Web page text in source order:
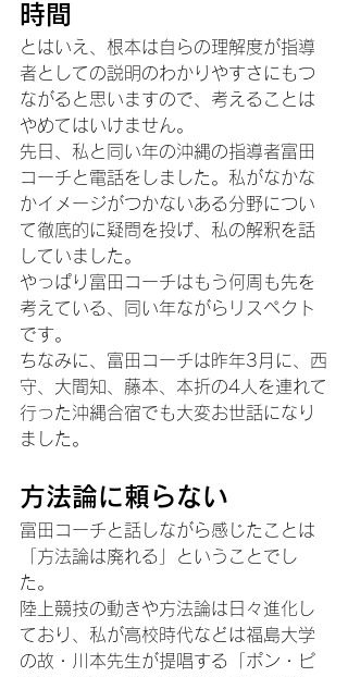
時間
とはいえ、根本は自らの理解度が指導
者としての説明のわかりやすさにもつ
ながると思いますので、考えることは
やめてはいけません。
先日、私と同い年の沖縄の指導者富田
コーチと電話をしました。私がなかな
かイメージがつかないある分野につい
て徹底的に疑問を投げ、私の解釈を話
していました。
やっぱり富田コーチはもう何周も先を
考えている、同い年ながらリスペクト
です。
ちなみに、富田コーチは昨年3月に、西
守、大間知、藤本、本折の4人を連れて
行った沖縄合宿でも大変お世話になり
ました。
方法論に頼らない
富田コーチと話しながら感じたことは
「方法論は廃れる」ということでし
た。
陸上競技の動きや方法論は日々進化し
ており、私が高校時代などは福島大学
の故・川本先生が提唱する「ポン・ピ